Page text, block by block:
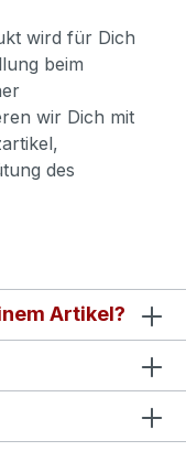
wird für Dich
beim
wir Dich mit
des
Artikel?